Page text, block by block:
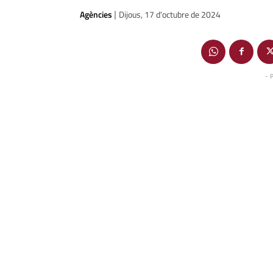
Agències | Dijous, 17 d'octubre de 2024
-